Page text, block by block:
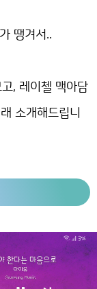
땡겨서..
, 레이첼 맥아담
소개해드립니